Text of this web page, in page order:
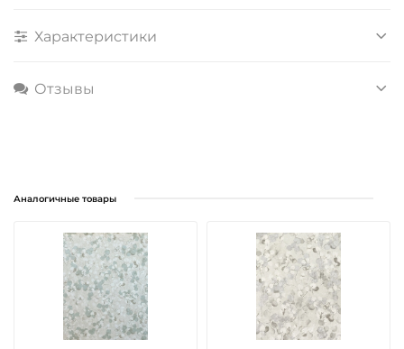
Характеристики
Отзывы
Аналогичные товары